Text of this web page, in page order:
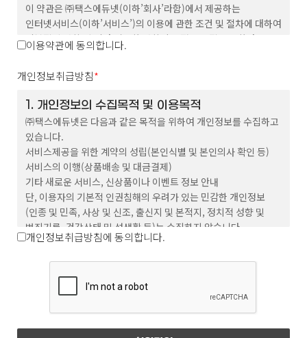
이 약관은 ㈜택스에듀넷(이하’회사’라함)에서 제공하는
인터넷서비스(이하’서비스’)의 이용에 관한 조건 및 절차에 대하여
기본적인 사항 및 기타 필요한 사항의 규정을 목적으로 한다.
제 2조 (용어의 정의)
이 약관에서 사용하는 용어의 정의는 다음과
같습니다.
① 회원 : 회사와 서비스 이용에 관한 계약을 체결하고
회원 아이디를 부여받은 자
② 아이디(ID) : 서비스 이용시 회원임을 나타내며
영문 또는 숫자, 영문 숫자의 조합으로 이루어져
있으며 이용자가 회원 가입 시 중복이 되지 않는 한도
본인의 ‘ID’인지 확인하며 회원의 보호를 위해 회원이
‘ID’와 함께 선정한 영문 또는 숫자, 영문 숫자의
조합이다.
이용약관에 동의합니다.
개인정보취급방침*
1. 개인정보의 수집목적 및 이용목적
㈜택스에듀넷은 다음과 같은 목적을 위하여 개인정보를 수집하고
있습니다.
서비스제공을 위한 계약의 성립(본인식별 및 본인의사 확인 등)
서비스의 이행(상품배송 및 대금결제)
기타 새로운 서비스, 신상품이나 이벤트 정보 안내
단, 이용자의 기본적 인권침해의 우려가 있는 민감한 개인정보
(인종 및 민족, 사상 및 신조, 출신지 및 본적지, 정치적 성향 및
범죄기록, 건강상태 및 성생활 등)는 수집하지 않습니다.
2. 수집하는 개인정보의 항목
개인정보취급방침에 동의합니다.